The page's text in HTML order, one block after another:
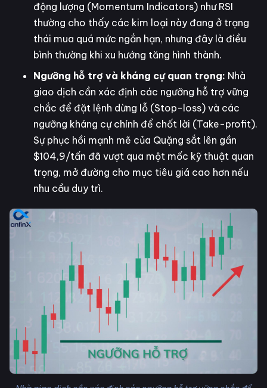
động lượng (Momentum Indicators) như RSI
thường cho thấy các kim loại này đang ở trạng
thái mua quá mức ngắn hạn, nhưng đây là điều
bình thường khi xu hướng tăng hình thành.
Ngưỡng hỗ trợ và kháng cự quan trọng: Nhà
giao dịch cần xác định các ngưỡng hỗ trợ vững
chắc để đặt lệnh dừng lỗ (Stop-loss) và các
ngưỡng kháng cự chính để chốt lời (Take-profit).
Sự phục hồi mạnh mẽ của Quặng sắt lên gần
$104,9/tấn đã vượt qua một mốc kỹ thuật quan
trọng, mở đường cho mục tiêu giá cao hơn nếu
nhu cầu duy trì.